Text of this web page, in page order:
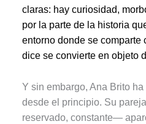
claras: hay curiosidad,
por la parte de la historia
entorno donde se comparte
dice se convierte en objeto
Y sin embargo, Ana Brito
desde el principio. Su
reservado, constante—